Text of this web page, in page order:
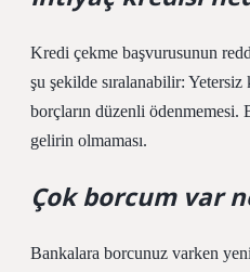
Kredi çekme başvurusunun
şu şekilde sıralanabilir:
borçların düzenli
gelirin olmaması.
Çok borcum var
Bankalara borcunuz varken